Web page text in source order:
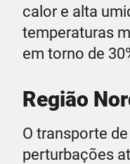
calor e alta
temperaturas
em torno de
Região
O transporte
perturbações